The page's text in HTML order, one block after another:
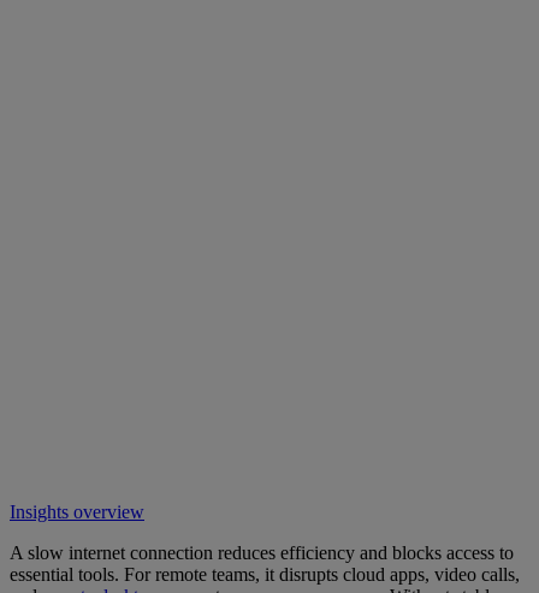
Insights overview
A slow internet connection reduces efficiency and blocks access to
essential tools. For remote teams, it disrupts cloud apps, video calls,